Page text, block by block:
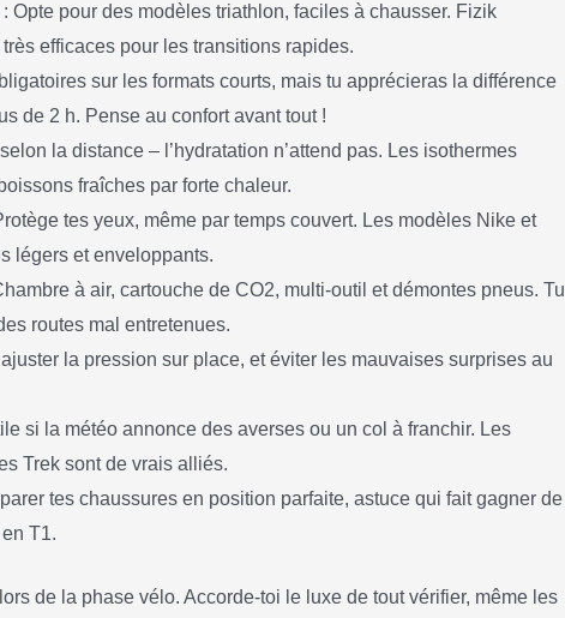
: Opte pour des modèles triathlon, faciles à chausser. Fizik
efficaces pour les transitions rapides.
sur les formats courts, mais tu apprécieras la différence
de 2 h. Pense au confort avant tout !
la distance – l’hydratation n’attend pas. Les isothermes
fraîches par forte chaleur.
tes yeux, même par temps couvert. Les modèles Nike et
légers et enveloppants.
à air, cartouche de CO2, multi-outil et démontes pneus. Tu
routes mal entretenues.
la pression sur place, et éviter les mauvaises surprises au
si la météo annonce des averses ou un col à franchir. Les
Trek sont de vrais alliés.
tes chaussures en position parfaite, astuce qui fait gagner de
T1.
de la phase vélo. Accorde-toi le luxe de tout vérifier, même les